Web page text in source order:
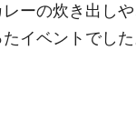
ーの炊き出し
イベントでした